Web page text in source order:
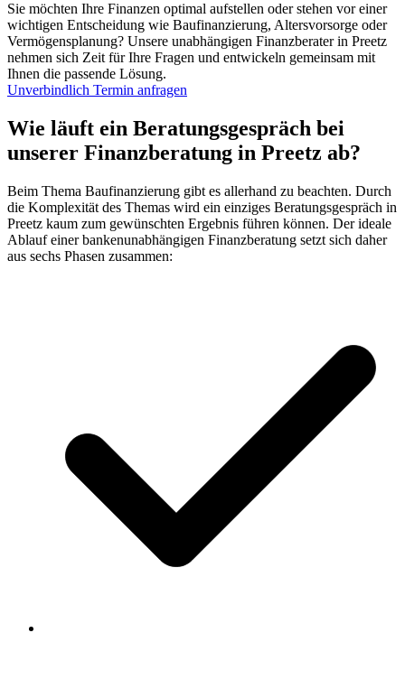
Sie möchten Ihre Finanzen optimal aufstellen oder stehen vor einer
wichtigen Entscheidung wie Baufinanzierung, Altersvorsorge oder
Vermögensplanung? Unsere unabhängigen Finanzberater in Preetz
nehmen sich Zeit für Ihre Fragen und entwickeln gemeinsam mit
Ihnen die passende Lösung.
Unverbindlich Termin anfragen
Wie läuft ein Beratungsgespräch bei
unserer Finanzberatung in Preetz ab?
Beim Thema Baufinanzierung gibt es allerhand zu beachten. Durch
die Komplexität des Themas wird ein einziges Beratungsgespräch in
Preetz kaum zum gewünschten Ergebnis führen können. Der ideale
Ablauf einer bankenunabhängigen Finanzberatung setzt sich daher
aus sechs Phasen zusammen: